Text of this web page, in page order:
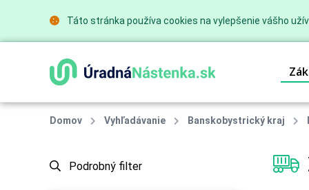
Táto stránka používa cookies na vylepšenie vášho
Domov Vyhľadávanie Banskobystrický kraj
Podrobný filter